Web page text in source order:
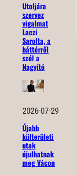
Utoljára
szervez
vigalmat
Laczi
Sarolta, a
háttérről
szól a
Nagyító
2026-07-29
Újabb
külterületi
utak
újulhatnak
meg Vácon